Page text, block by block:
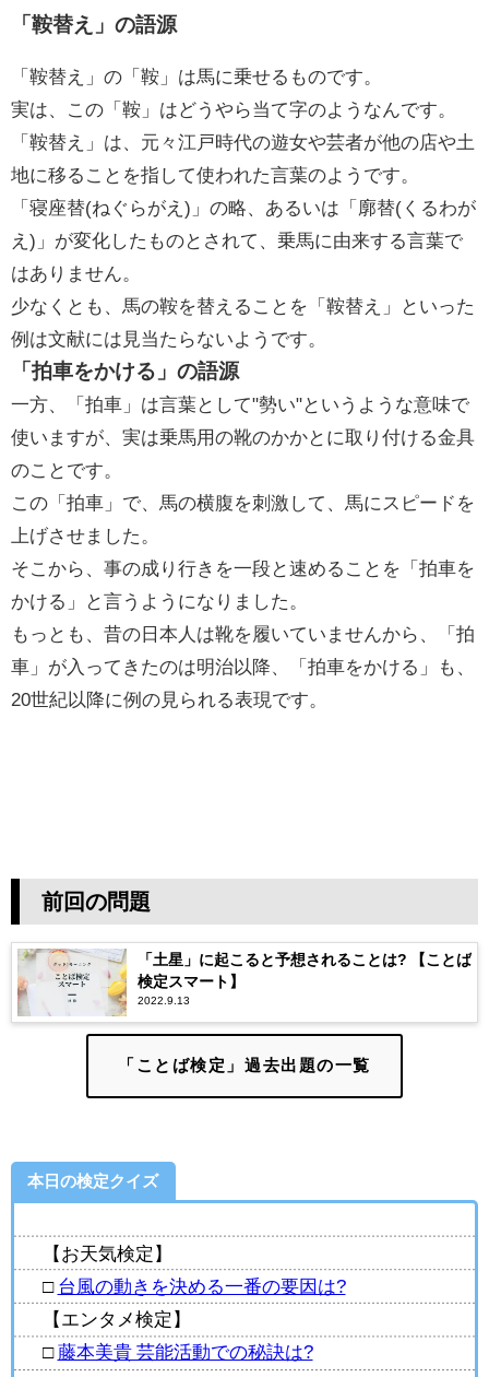
「鞍替え」の語源
「鞍替え」の「鞍」は馬に乗せるものです。
実は、この「鞍」はどうやら当て字のようなんです。
「鞍替え」は、元々江戸時代の遊女や芸者が他の店や土
地に移ることを指して使われた言葉のようです。
「寝座替(ねぐらがえ)」の略、あるいは「廓替(くるわが
え)」が変化したものとされて、乗馬に由来する言葉で
はありません。
少なくとも、馬の鞍を替えることを「鞍替え」といった
例は文献には見当たらないようです。
「拍車をかける」の語源
一方、「拍車」は言葉として"勢い"というような意味で
使いますが、実は乗馬用の靴のかかとに取り付ける金具
のことです。
この「拍車」で、馬の横腹を刺激して、馬にスピードを
上げさせました。
そこから、事の成り行きを一段と速めることを「拍車を
かける」と言うようになりました。
もっとも、昔の日本人は靴を履いていませんから、「拍
車」が入ってきたのは明治以降、「拍車をかける」も、
20世紀以降に例の見られる表現です。
前回の問題
「土星」に起こると予想されることは? 【ことば
検定スマート】
2022.9.13
「ことば検定」過去出題の一覧
本日の検定クイズ
【お天気検定】
□ 台風の動きを決める一番の要因は?
【エンタメ検定】
□藤本美貴 芸能活動での秘訣は?